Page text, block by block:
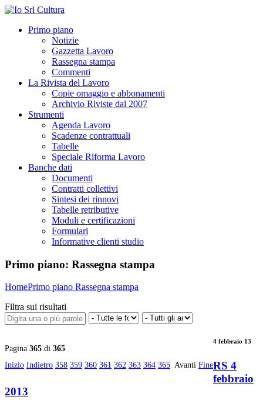
Primo piano
Notizie
Gazzetta Lavoro
Rassegna stampa
Commenti
La Rivista del Lavoro
Copie omaggio e abbonamenti
Archivio Riviste dal 2007
Strumenti
Agenda Lavoro
Scadenze contrattuali
Tabelle
Speciale Riforma Lavoro
Banche dati
Documenti
Contratti collettivi
Sintesi dei rinnovi
Tabelle retributive
Moduli e certificazioni
Formulari
Informative clienti studio
Primo piano: Rassegna stampa
HomePrimo piano Rassegna stampa
Filtra sui risultati
Pagina 365 di 365
Inizio Indietro 358 359 360 361 362 363 364 365 Avanti Fine
4 febbraio 13
RS 4
febbraio
2013